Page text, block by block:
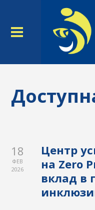
18
ФЕВ
2026
Центр
на Zero
вклад в